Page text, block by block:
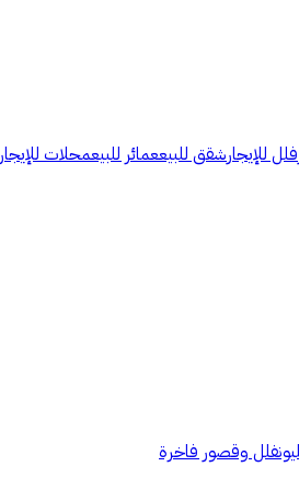
فلل للإيجارشقق للبيععمائر للبيعمحلات للإيجار
فلل وقصور فاخرة